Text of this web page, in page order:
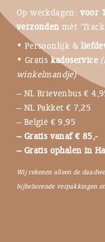
Op werkdagen: voor
verzonden mét
• Persoonlijk &
• Gratis kadoservice
winkelmandje)
– NL Brievenbus €
– NL Pakket € 7,25
– België € 9,95
– Gratis vanaf € 85,-
– Gratis ophalen in
Wij rekenen alleen de
bijbehorende verpakkingen